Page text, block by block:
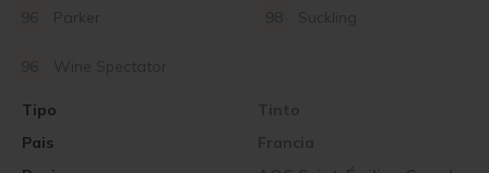
Parker Suckling
Wine Spectator
Pais Francia
Tipo Tinto
CRU
2016